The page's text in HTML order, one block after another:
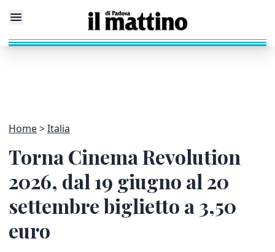
Home Italia
Torna Cinema Revolution
2026, dal 19 giugno al 20
settembre biglietto a 3,50
euro